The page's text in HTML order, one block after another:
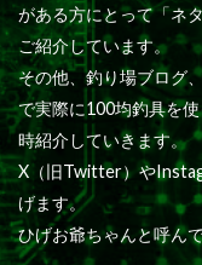
がある方にとって「ネ
ご紹介しています。
その他、釣り場ブログ
で実際に100均釣具を
時紹介していきます。
X（旧Twitter）や
げます。
ひげお爺ちゃんと呼ん